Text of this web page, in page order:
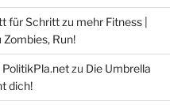
für Schritt zu mehr Fitness |
Zombies, Run!
zu Die Umbrella
dich!